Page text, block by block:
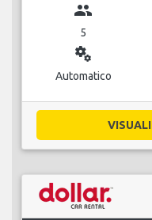
group
5
miscellaneous_services
Automatico